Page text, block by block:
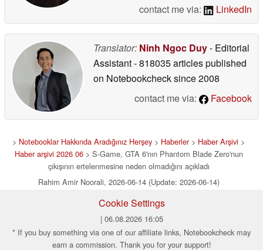
contact me via:
LinkedIn
Translator: Ninh Ngoc Duy- Editorial
Assistant- 818035 articles published
on Notebookchecksince 2008
contact me via:
Facebook
> Notebooklar Hakkında Aradığınız Herşey > Haberler> Haber Arşivi >
Haber arşivi 2026 06> S-Game, GTA 6'nın Phantom Blade Zero'nun
çıkışının ertelenmesine neden olmadığını açıkladı
Rahim Amir Noorali, 2026-06-14 (Update: 2026-06-14)
Cookie Settings
| 06.08.2026 16:05
* If you buy something via one of our affiliate links, Notebookcheck may
earn a commission. Thank you for your support!